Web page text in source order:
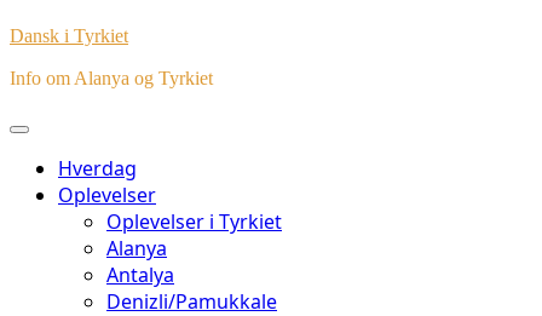
Dansk i Tyrkiet
Info om Alanya og Tyrkiet
Hverdag
Oplevelser
Oplevelser i Tyrkiet
Alanya
Antalya
Denizli/Pamukkale